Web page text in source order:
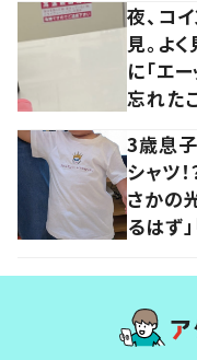
夜、コ
見。よ
に「エー
忘れた
3歳息
シャツ
さかの
るはず」